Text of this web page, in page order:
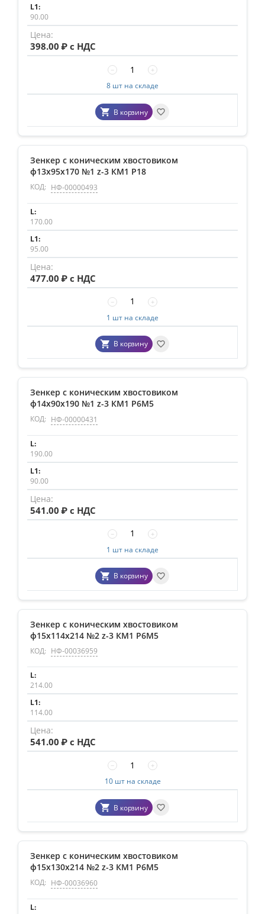
90.00
398.00 ₽ с НДС
+
−
8 шт на складе
В корзину
Зенкер с коническим хвостовиком
ф13х95х170 №1 z-3 КМ1 Р18
КОД: НФ-00000493
170.00
95.00
477.00 ₽ с НДС
+
−
1 шт на складе
В корзину
Зенкер с коническим хвостовиком
ф14х90х190 №1 z-3 КМ1 Р6М5
КОД: НФ-00000431
190.00
90.00
541.00 ₽ с НДС
+
−
1 шт на складе
В корзину
Зенкер с коническим хвостовиком
ф15х114х214 №2 z-3 КМ1 P6M5
КОД: НФ-00036959
214.00
114.00
541.00 ₽ с НДС
+
−
10 шт на складе
В корзину
Зенкер с коническим хвостовиком
ф15х130х214 №2 z-3 КМ1 P6M5
КОД: НФ-00036960